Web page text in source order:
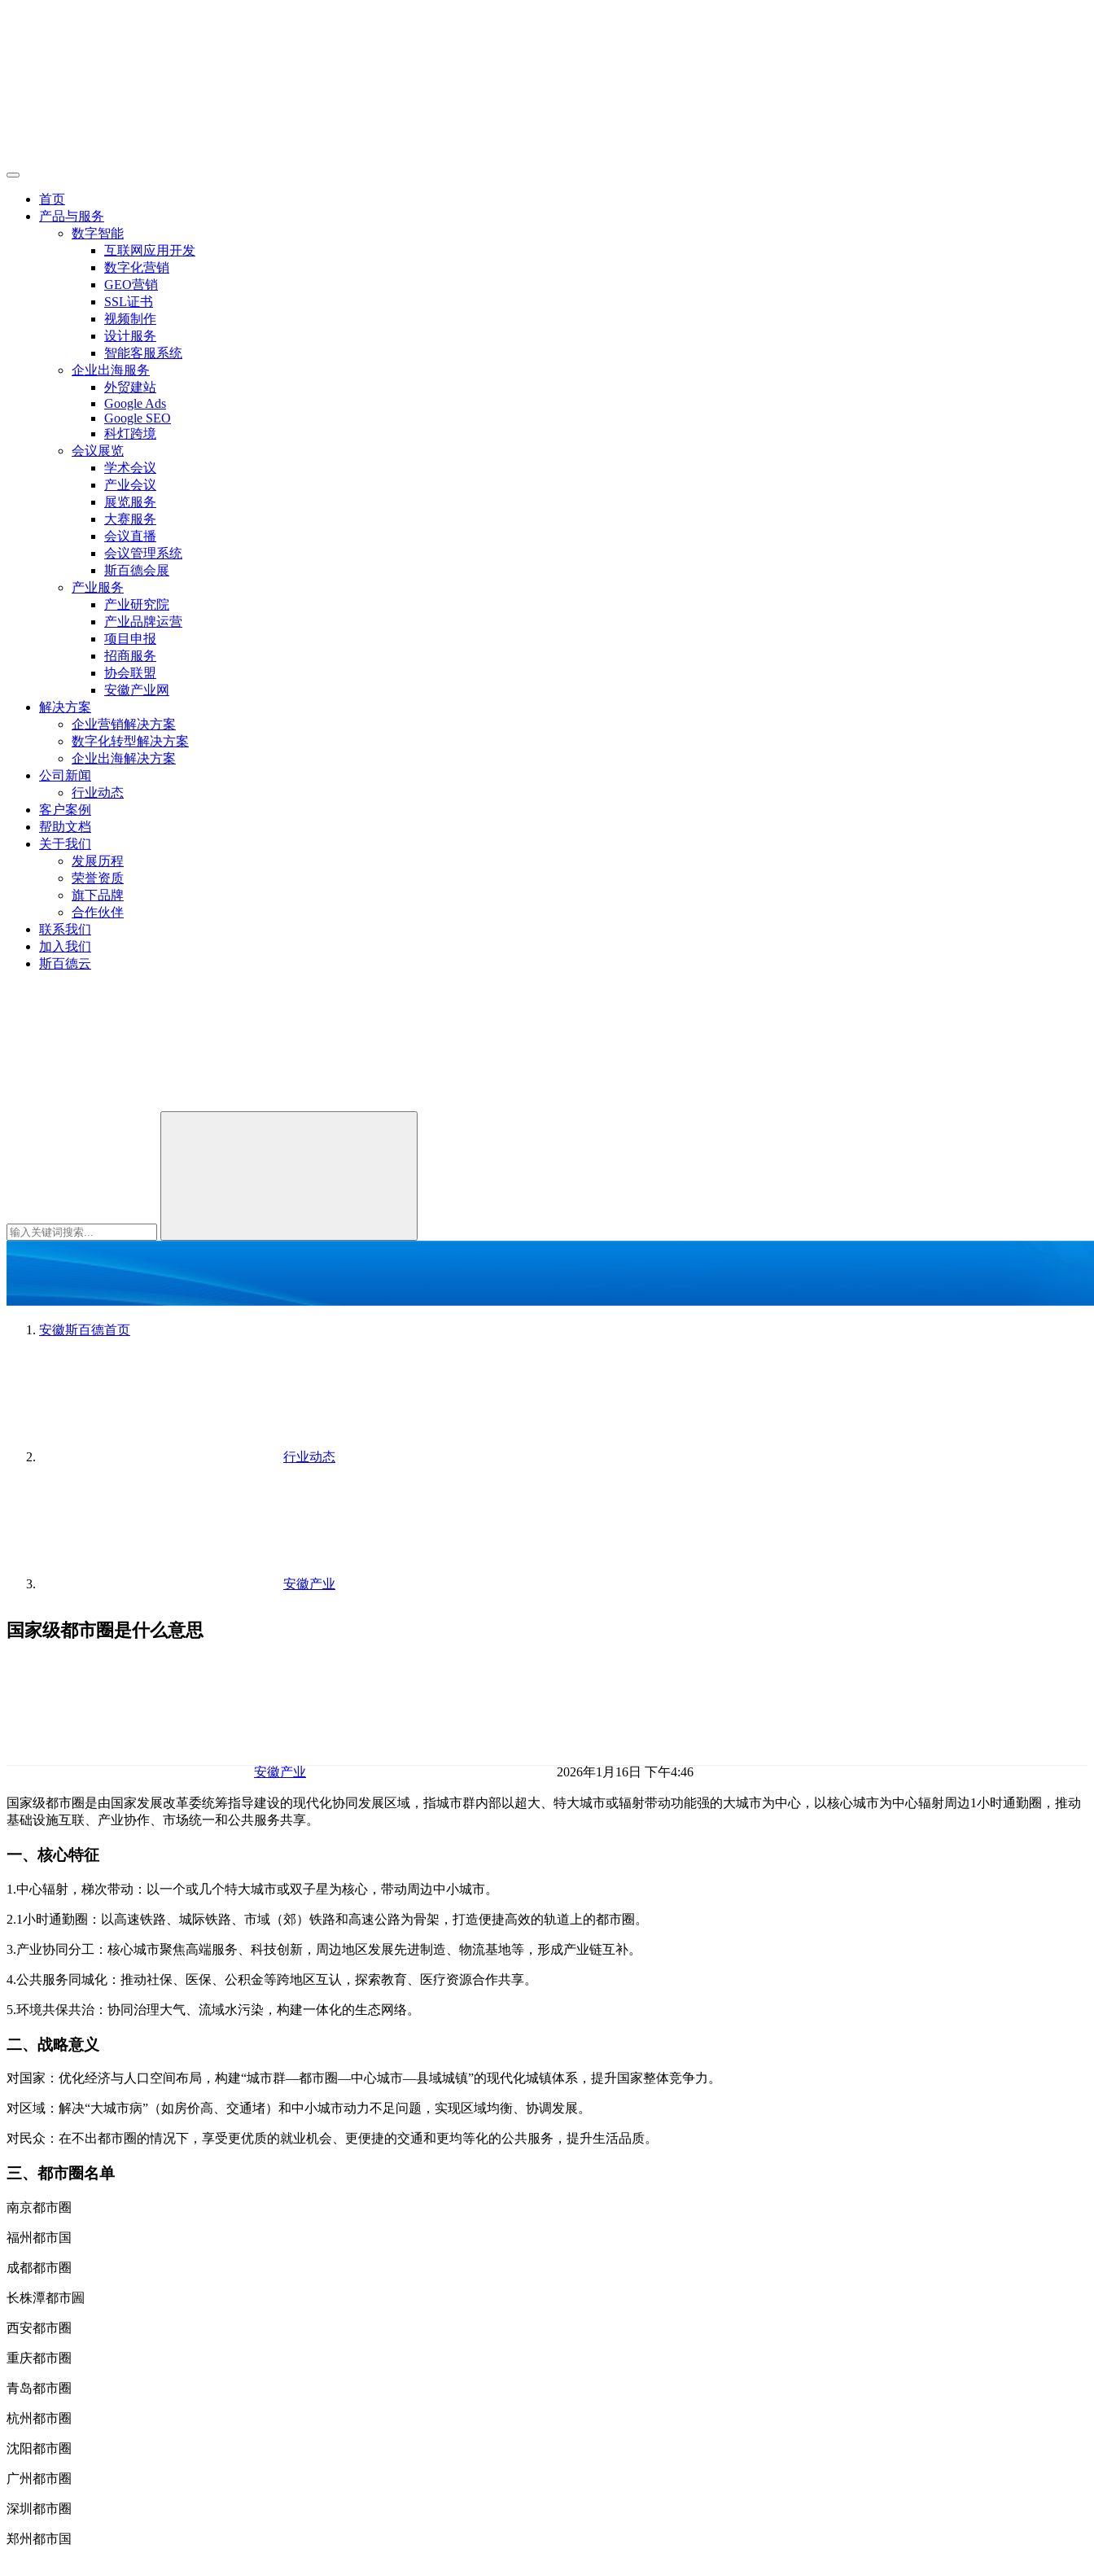
首页
产品与服务
数字智能
互联网应用开发
数字化营销
GEO营销
SSL证书
视频制作
设计服务
智能客服系统
企业出海服务
外贸建站
Google Ads
Google SEO
科灯跨境
会议展览
学术会议
产业会议
展览服务
大赛服务
会议直播
会议管理系统
斯百德会展
产业服务
产业研究院
产业品牌运营
项目申报
招商服务
协会联盟
安徽产业网
解决方案
企业营销解决方案
数字化转型解决方案
企业出海解决方案
公司新闻
行业动态
客户案例
帮助文档
关于我们
发展历程
荣誉资质
旗下品牌
合作伙伴
联系我们
加入我们
斯百德云
安徽斯百德首页
行业动态
安徽产业
国家级都市圈是什么意思
安徽产业 2026年1月16日 下午4:46
国家级都市圈是由国家发展改革委统筹指导建设的现代化协同发展区域，指城市群内部以超大、特大城市或辐射带动功能强的大城市为中心，以核心城市为中心辐射周边1小时通勤圈，推动
基础设施互联、产业协作、市场统一和公共服务共享。
一、核心特征
1.中心辐射，梯次带动：以一个或几个特大城市或双子星为核心，带动周边中小城市。
2.1小时通勤圈：以高速铁路、城际铁路、市域（郊）铁路和高速公路为骨架，打造便捷高效的轨道上的都市圈。
3.产业协同分工：核心城市聚焦高端服务、科技创新，周边地区发展先进制造、物流基地等，形成产业链互补。
4.公共服务同城化：推动社保、医保、公积金等跨地区互认，探索教育、医疗资源合作共享。
5.环境共保共治：协同治理大气、流域水污染，构建一体化的生态网络。
二、战略意义
对国家：优化经济与人口空间布局，构建“城市群—都市圈—中心城市—县域城镇”的现代化城镇体系，提升国家整体竞争力。
对区域：解决“大城市病”（如房价高、交通堵）和中小城市动力不足问题，实现区域均衡、协调发展。
对民众：在不出都市圈的情况下，享受更优质的就业机会、更便捷的交通和更均等化的公共服务，提升生活品质。
三、都市圈名单
南京都市圈
福州都市国
成都都市圈
长株潭都市圌
西安都市圈
重庆都市圈
青岛都市圈
杭州都市圈
沈阳都市圈
广州都市圈
深圳都市圈
郑州都市国